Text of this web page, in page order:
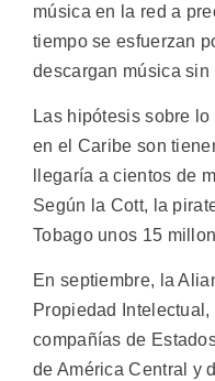
música en la red a
tiempo se esfuerzan
descargan música sin
Las hipótesis sobre
en el Caribe son
llegaría a cientos de
Según la Cott, la
Tobago unos 15
En septiembre, la
Propiedad
compañías de
de América Central y